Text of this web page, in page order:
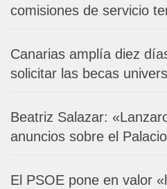
comisiones de servicio
Canarias amplía diez
solicitar las becas
Beatriz Salazar:
anuncios sobre el
El PSOE pone en valor